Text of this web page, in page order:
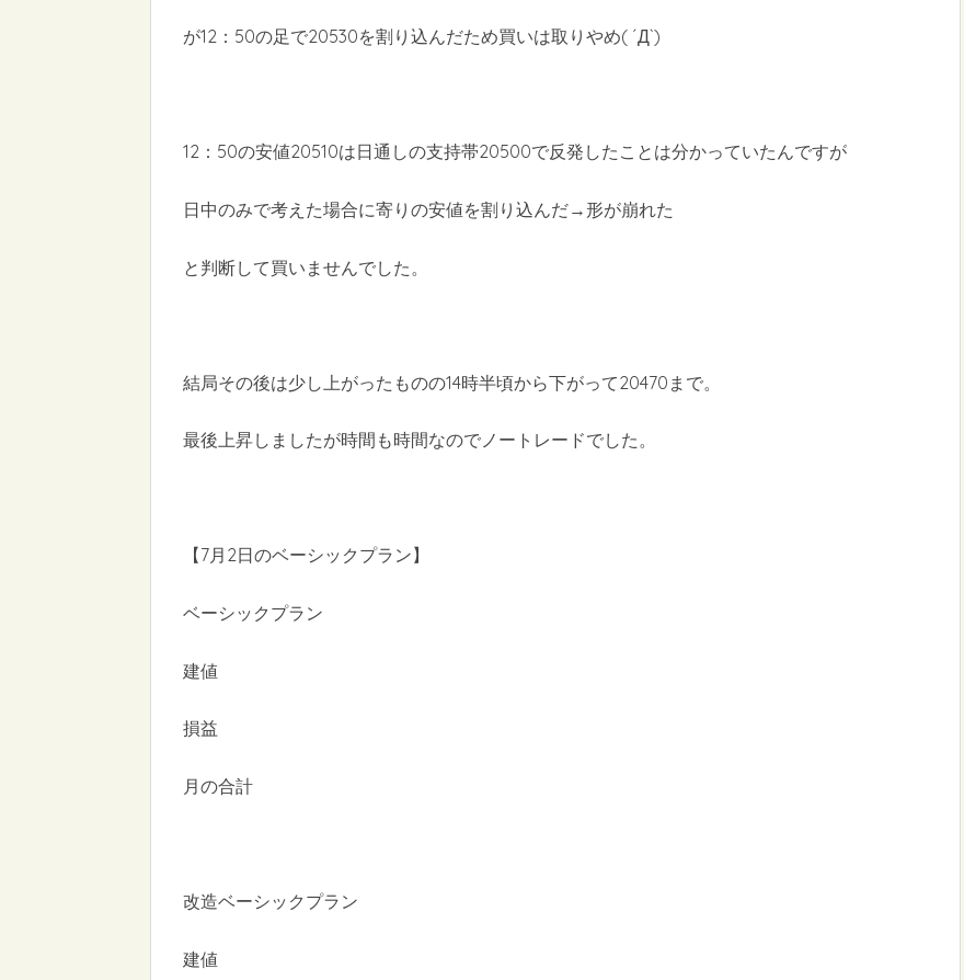
が12：50の足で20530を割り込んだため買いは取りやめ( ´Д`)
12：50の安値20510は日通しの支持帯20500で反発したことは分かっていたんですが
日中のみで考えた場合に寄りの安値を割り込んだ→形が崩れた
と判断して買いませんでした。
結局その後は少し上がったものの14時半頃から下がって20470まで。
最後上昇しましたが時間も時間なのでノートレードでした。
【7月2日のベーシックプラン】
ベーシックプラン
建値
損益
月の合計
改造ベーシックプラン
建値